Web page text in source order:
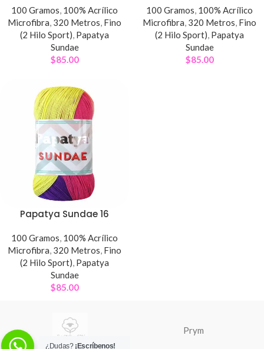
100 Gramos, 100% Acrílico
Microfibra, 320 Metros, Fino
(2 Hilo Sport), Papatya
Sundae
$85.00
100 Gramos, 100% Acrílico
Microfibra, 320 Metros, Fino
(2 Hilo Sport), Papatya
Sundae
$85.00
Papatya Sundae 16
100 Gramos, 100% Acrílico
Microfibra, 320 Metros, Fino
(2 Hilo Sport), Papatya
Sundae
$85.00
Prym
¿Dudas? ¡Escríbenos!